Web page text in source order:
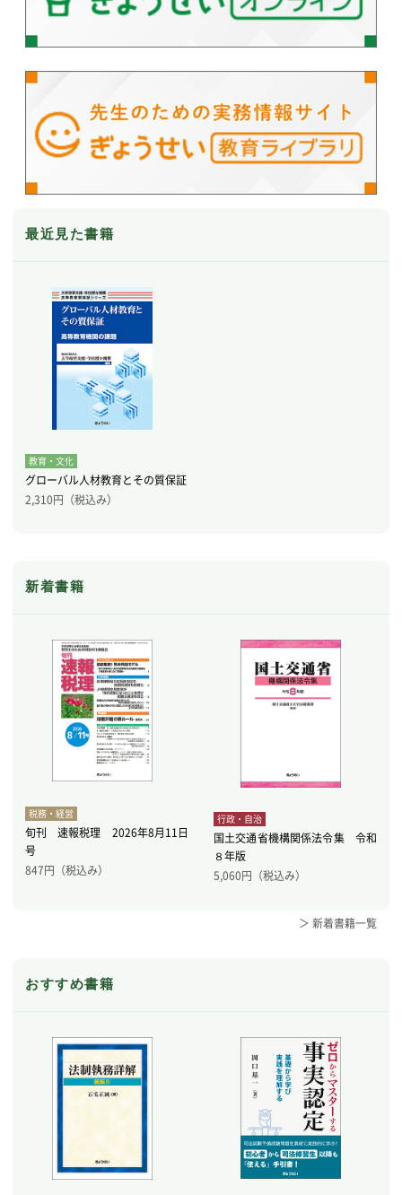
最近見た書籍
教育・文化
グローバル人材教育とその質保証
2,310円（税込み）
新着書籍
税務・経営
旬刊 速報税理 2026年8月11日
号
847円（税込み）
行政・自治
国土交通省機構関係法令集 令和
８年版
5,060円（税込み）
＞ 新着書籍一覧
おすすめ書籍